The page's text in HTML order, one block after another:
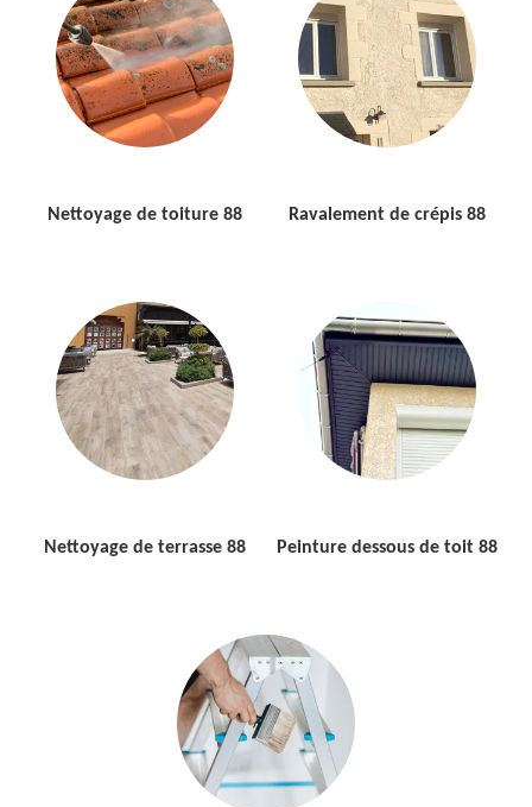
Nettoyage de toiture 88 Ravalement de crépis 88
Nettoyage de terrasse 88 Peinture dessous de toit 88